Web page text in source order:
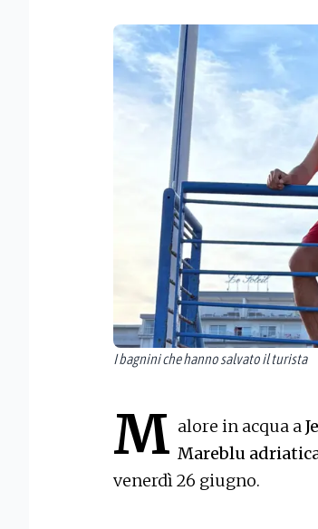
I bagnini che hanno salvato il turista
M alore in acqua a
Mareblu
venerdì 26 giugno.